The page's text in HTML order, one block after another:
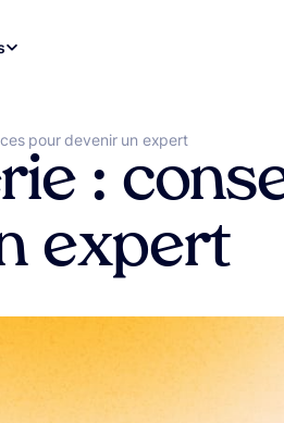
pour devenir un expert
:
expert